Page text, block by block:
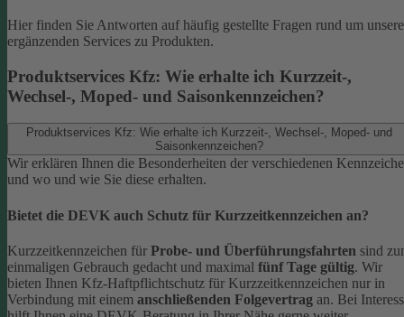
Hier finden Sie Antworten auf häufig gestellte Fragen rund um unsere
ergänzenden Services zu Produkten.
Produktservices Kfz: Wie erhalte ich Kurzzeit-,
Wechsel-, Moped- und Saisonkennzeichen?
Produktservices Kfz: Wie erhalte ich Kurzzeit-, Wechsel-, Moped- und
Saisonkennzeichen?
Wir erklären Ihnen die Besonderheiten der verschiedenen
und wo und wie Sie diese erhalten.
Bietet die DEVK auch Schutz für Kurzzeitkennzeichen an?
Kurzzeitkennzeichen für Probe- und Überführungsfahrten sind
einmaligen Gebrauch gedacht und maximal fünf Tage gültig. Wir
bieten Ihnen Kfz-Haftpflichtschutz für Kurzzeitkennzeichen nur in
Verbindung mit einem anschließenden Folgevertrag an. Bei